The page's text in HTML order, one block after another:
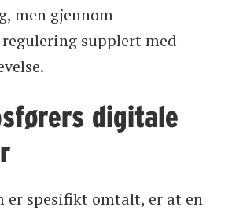
men gjennom
supplert med
digitale
er spesifikt omtalt, er at en